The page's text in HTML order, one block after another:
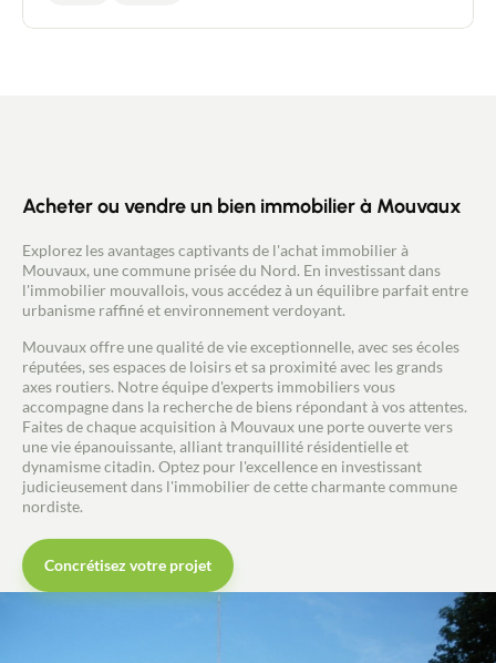
à pied du Tram « Trois Suisses », au pied des
commerces et à proximité du parc du Hautmont
Acheter ou vendre un bien immobilier à Mouvaux
Explorez les avantages captivants de l'achat immobilier à
Mouvaux, une commune prisée du Nord. En investissant dans
l'immobilier mouvallois, vous accédez à un équilibre parfait entre
urbanisme raffiné et environnement verdoyant.
Mouvaux offre une qualité de vie exceptionnelle, avec ses écoles
réputées, ses espaces de loisirs et sa proximité avec les grands
axes routiers. Notre équipe d'experts immobiliers vous
accompagne dans la recherche de biens répondant à vos attentes.
Faites de chaque acquisition à Mouvaux une porte ouverte vers
une vie épanouissante, alliant tranquillité résidentielle et
dynamisme citadin. Optez pour l'excellence en investissant
judicieusement dans l'immobilier de cette charmante commune
nordiste.
Concrétisez votre projet